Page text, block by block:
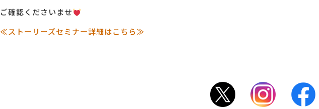
ご確認くださいませ
≪ストーリーズセミナー詳細はこちら≫